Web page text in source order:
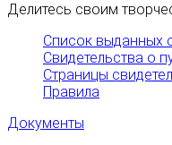
Делитесь своим
Список выданных
Свидетельства о
Страницы
Правила
Документы